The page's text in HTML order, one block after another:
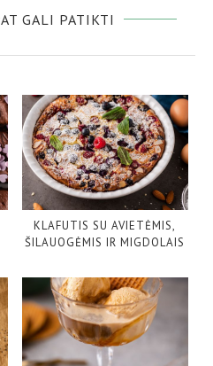
GALI PATIKTI
KLAFUTIS SU AVIETĖMIS,
ŠILAUOGĖMIS IR MIGDOLAIS